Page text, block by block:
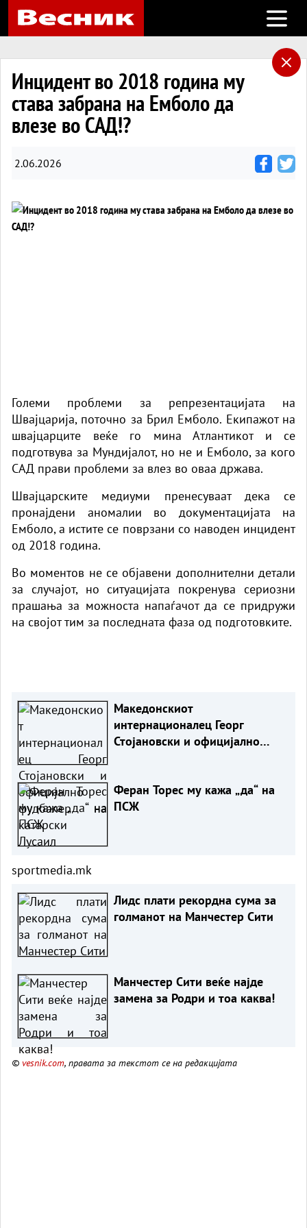
Open
Инцидент во 2018 година му
става забрана на Емболо да
влезе во САД!?
2.06.2026
Големи проблеми за репрезентацијата на
Швајцарија, поточно за Брил Емболо. Екипажот на
швајцарците веќе го мина Атлантикот и се
подготвува за Мундијалот, но не и Емболо, за кого
САД прави проблеми за влез во оваа држава.
Швајцарските медиуми пренесуваат дека се
пронајдени аномалии во документацијата на
Емболо, а истите се поврзани со наводен инцидент
од 2018 година.
Во моментов не се објавени дополнителни детали
за случајот, но ситуацијата покренува сериозни
прашања за можноста напаѓачот да се придружи
на својот тим за последната фаза од подготовките.
Македонскиот
интернационалец Георг
Стојановски и официјално
Феран Торес му кажа „да“ на
ПСЖ
sportmedia.mk
Лидс плати рекордна сума за
голманот на Манчестер Сити
Манчестер Сити веќе најде
замена за Родри и тоа каква!
© vesnik.com, правата за текстот се на редакцијата